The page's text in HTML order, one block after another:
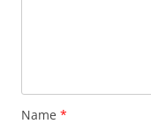
Name *